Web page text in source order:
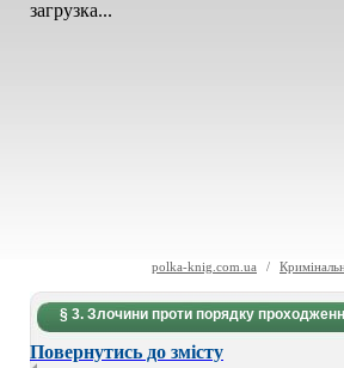
загрузка...
polka-knig.com.ua /
§ 3. Злочини проти порядку
Повернутись до змісту